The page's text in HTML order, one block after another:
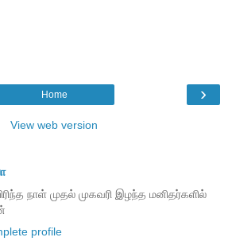
›
Home
View web version
நாள் முதல் முகவரி இழந்த மனிதர்களில்
profile